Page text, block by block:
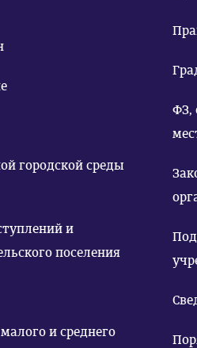
и
поселения
и среднего
ФЗ,